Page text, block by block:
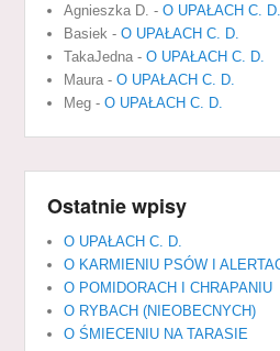
Agnieszka D. -O UPAŁACH C. D.
Basiek -O UPAŁACH C. D.
TakaJedna -O UPAŁACH C. D.
Maura -O UPAŁACH C. D.
Meg -O UPAŁACH C. D.
Ostatnie wpisy
O UPAŁACH C. D.
O KARMIENIU PSÓW I
O POMIDORACH I CHRAPANIU
O RYBACH (NIEOBECNYCH)
O ŚMIECENIU NA TARASIE